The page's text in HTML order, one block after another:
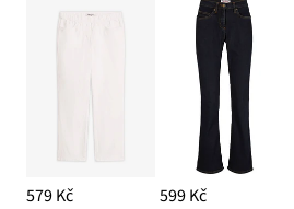
579 Kč 599 Kč